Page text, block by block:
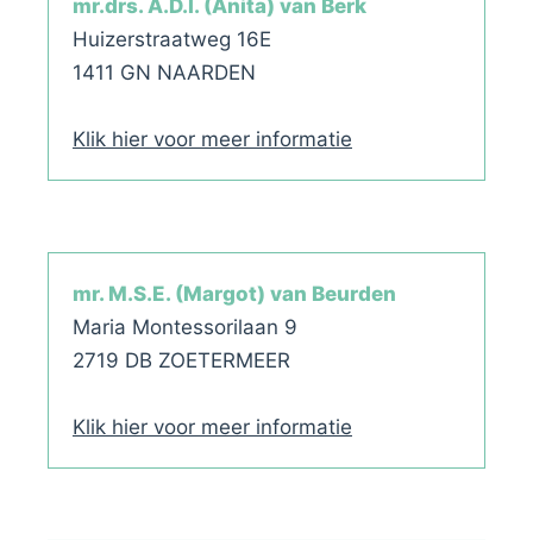
mr.drs. A.D.I. (Anita) van Berk
Huizerstraatweg 16E
1411 GN NAARDEN
Klik hier voor meer informatie
mr. M.S.E. (Margot) van Beurden
Maria Montessorilaan 9
2719 DB ZOETERMEER
Klik hier voor meer informatie